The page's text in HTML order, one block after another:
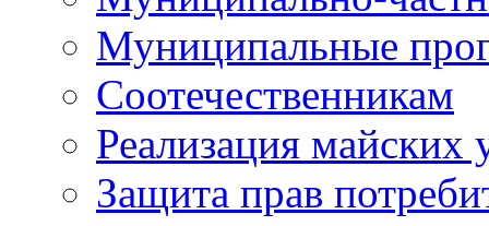
Муниципальные
Соотечественникам
Реализация майских
Защита прав